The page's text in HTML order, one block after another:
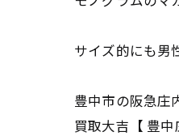
サイズ的にも男
豊中市の阪急庄
買取大吉【 豊